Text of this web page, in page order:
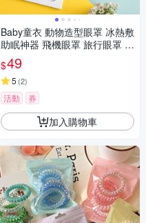
Baby童衣 動物造型眼罩 冰熱敷
助眠神器 飛機眼罩 旅行眼罩 休
息眼罩 午睡眼罩 11824
$49
5 (2)
活動 券
加入購物車